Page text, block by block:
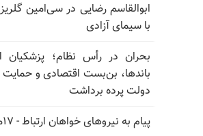
ابوالقاسم رضایی در سی‌امین
با سیمای آزادی
بحران در رأس نظام؛ پزشکیان
باندها، بن‌بست اقتصادی و حمایت
دولت پرده برداشت
پیام به نیروهای خواهان ارتباط - ۱۷مرداد ۱۴۰۵